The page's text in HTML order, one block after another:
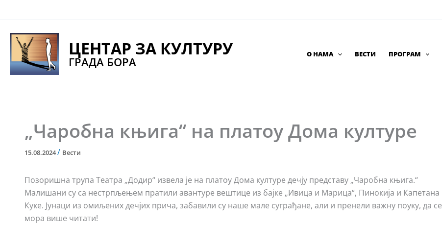
na
sadržaj
ЦЕНТАР ЗА КУЛТУРУ
ГРАДА БОРА
О НАМА ВЕСТИ ПРОГРАМ
„Чаробна књига“ на платоу Дома културе
15.08.2024/ Вести
Позоришна трупа Театра „Додир“ извела је на платоу Дома културе дечју представу „Чаробна књига.“
Малишани су са нестрпљењем пратили авантуре вештице из бајке „Ивица и Марица“, Пинокија и Капетана
Куке. Јунаци из омиљених дечјих прича, забавили су наше мале суграђане, али и пренели важну поуку, да се
мора више читати!